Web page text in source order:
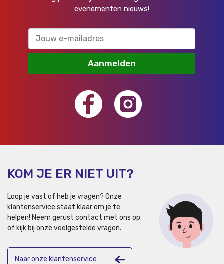
evenementen nieuws!
Aanmelden
KOM JE ER NIET UIT?
Loop je vast of heb je vragen? Onze
klantenservice staat klaar om je te
helpen! Neem gerust contact met ons op
of kijk bij onze veelgestelde vragen.
Naar onze klantenservice